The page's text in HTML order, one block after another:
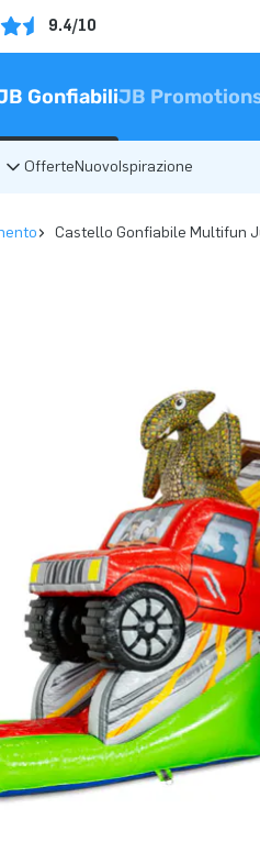
9.4/10
GonfiabiliJB
OfferteNuovoIspirazione
Castello Gonfiabile Multifun